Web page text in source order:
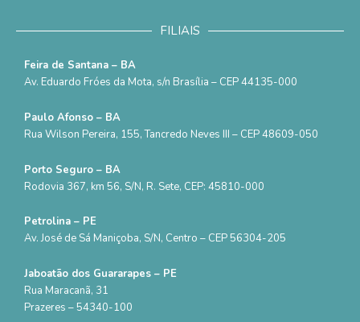
FILIAIS
Feira de Santana – BA
Av. Eduardo Fróes da Mota, s/n Brasília – CEP 44135-000
Paulo Afonso – BA
Rua Wilson Pereira, 155, Tancredo Neves III – CEP 48609-050
Porto Seguro – BA
Rodovia 367, km 56, S/N, R. Sete, CEP: 45810-000
Petrolina – PE
Av. José de Sá Maniçoba, S/N, Centro – CEP 56304-205
Jaboatão dos Guararapes – PE
Rua Maracanã, 31
Prazeres – 54340-100